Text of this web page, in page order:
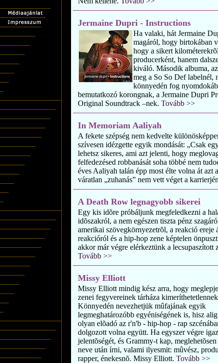
Jermaine Dupri - Instructions
Ha valaki, hát Jermaine
magáról, hogy birtokában
hogy a sikert
producerként, hanem
kiváló. Második albuma,
meg a So So Def labelnél,
könnyedén fog
bemutatkozó korongnak, a Jermaine Dupri
Original Soundtrack –nek. Tovább >>
In Memoriam Aaliyah
A fekete szépség nem kedvelte
szívesen idézgette egyik mondását: „Csak
lehetsz sikeres, ami azt jelenti, hogy
felfedezésed robbanását soha többé nem
éves Aaliyah talán épp most élte volna át azt
váratlan „zuhanás” nem vett véget a
A Death Row legnagyobb sikerei
Egy kis idõre próbáljunk megfeledkezni a
idõszakról, a nem egészen tiszta pénz
amerikai szövegkörnyezetrõl, a reakció
reakcióról és a hip-hop zene képtelen
akkor már végre elérkeztünk a lecsupaszított
Tovább >>
Missy Elliott
Missy Elliott mindig kész arra, hogy
zenei fegyvereinek tárháza
Könnyedén nevezhetjük mûfajának egyik
legmeghatározóbb egyéniségének is, hisz
olyan elõadó az r'n'b - hip-hop - rap
dolgozott volna együtt. Ha egyszer végre
jelentõségét, és Grammy-t kap,
neve után írni, valami ilyesmit: mûvész,
rapper, énekesnõ. Missy Elliott. Tovább >>